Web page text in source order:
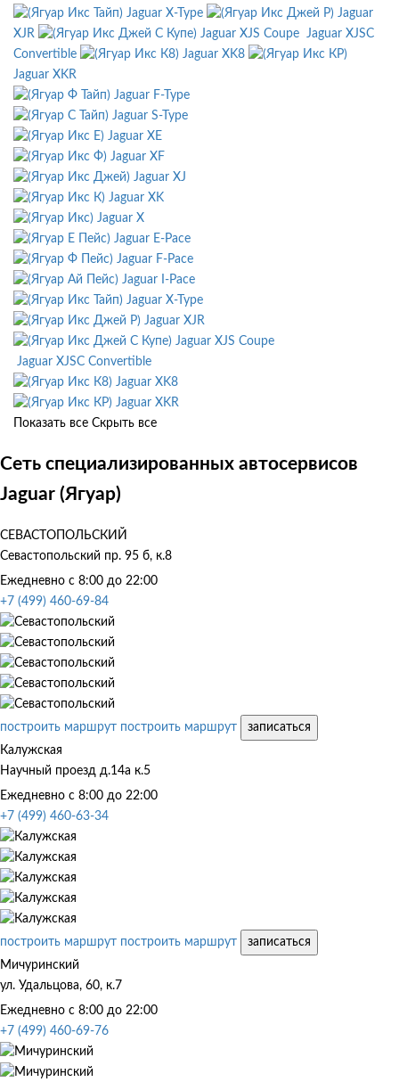
Jaguar X-Type
Jaguar
XJR
Jaguar XJS Coupe Jaguar XJSC
Convertible
Jaguar XK8
Jaguar XKR
Jaguar F-Type
Jaguar S-Type
Jaguar XE
Jaguar XF
Jaguar XJ
Jaguar XK
Jaguar X
Jaguar E-Pace
Jaguar F-Pace
Jaguar I-Pace
Jaguar X-Type
Jaguar XJR
Jaguar XJS Coupe
Jaguar XJSC Convertible
Jaguar XK8
Jaguar XKR
Показать все Скрыть все
Сеть специализированных автосервисов
Jaguar (Ягуар)
СЕВАСТОПОЛЬСКИЙ
Севастопольский пр. 95 б, к.8
Ежедневно с 8:00 до 22:00
+7 (499) 460-69-84
построить маршрут построить маршрут
записаться
Калужская
Научный проезд д.14а к.5
Ежедневно с 8:00 до 22:00
+7 (499) 460-63-34
построить маршрут построить маршрут
записаться
Мичуринский
ул. Удальцова, 60, к.7
Ежедневно с 8:00 до 22:00
+7 (499) 460-69-76